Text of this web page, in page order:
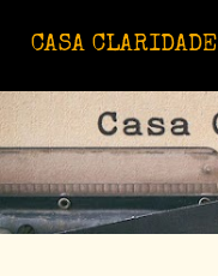
CASA CLARIDADE